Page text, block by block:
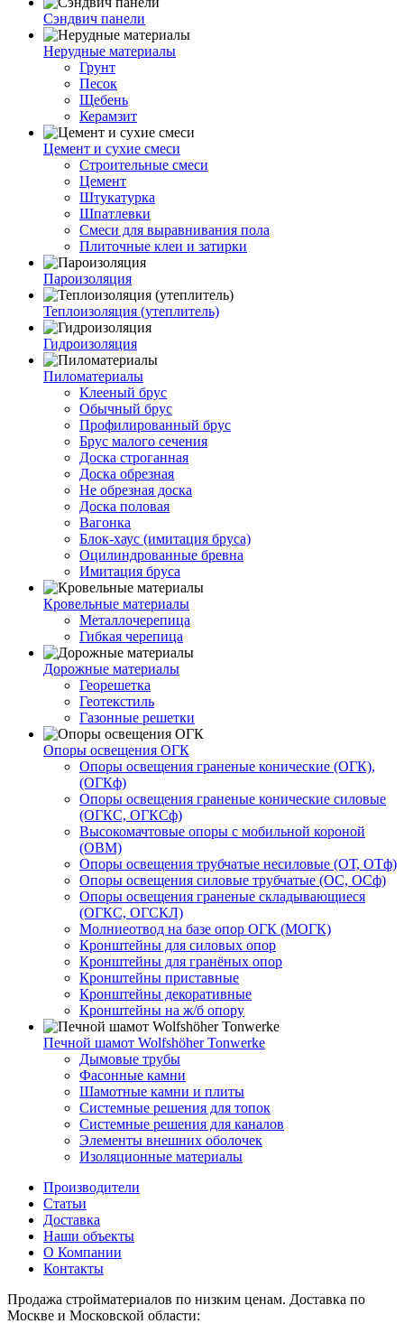
Сэндвич панели
Нерудные материалы
Грунт
Песок
Щебень
Керамзит
Цемент и сухие смеси
Строительные смеси
Цемент
Штукатурка
Шпатлевки
Смеси для выравнивания пола
Плиточные клеи и затирки
Пароизоляция
Теплоизоляция (утеплитель)
Гидроизоляция
Пиломатериалы
Клееный брус
Обычный брус
Профилированный брус
Брус малого сечения
Доска строганная
Доска обрезная
Не обрезная доска
Доска половая
Вагонка
Блок-хаус (имитация бруса)
Оцилиндрованные бревна
Имитация бруса
Кровельные материалы
Металлочерепица
Гибкая черепица
Дорожные материалы
Георешетка
Геотекстиль
Газонные решетки
Опоры освещения ОГК
Опоры освещения граненые конические (ОГК),
(ОГКф)
Опоры освещения граненые конические силовые
(ОГКС, ОГКСф)
Высокомачтовые опоры с мобильной короной
(ОВМ)
Опоры освещения трубчатые несиловые (ОТ, ОТф)
Опоры освещения силовые трубчатые (ОС, ОСф)
Опоры освещения граненые складывающиеся
(ОГКС, ОГСКЛ)
Молниеотвод на базе опор ОГК (МОГК)
Кронштейны для силовых опор
Кронштейны для гранёных опор
Кронштейны приставные
Кронштейны декоративные
Кронштейны на ж/б опору
Печной шамот Wolfshöher Tonwerke
Дымовые трубы
Фасонные камни
Шамотные камни и плиты
Системные решения для топок
Системные решения для каналов
Элементы внешних оболочек
Изоляционные материалы
Производители
Статьи
Доставка
Наши объекты
О Компании
Контакты
Продажа стройматериалов по низким ценам. Доставка по
Москве и Московской области: